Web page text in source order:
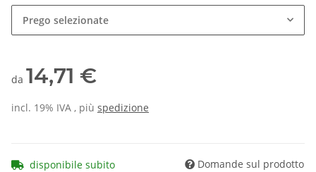
Prego selezionate
da 14,71 €
incl. 19% IVA , più spedizione
disponibile subito Domande sul prodotto